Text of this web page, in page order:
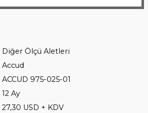
Diğer Ölçü Aletleri
Accud
ACCUD 975-025-01
12 Ay
27,30 USD + KDV